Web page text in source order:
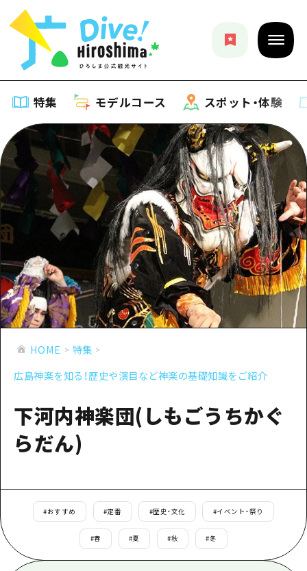
特集 モデルコース スポット・体験
特集
特集一覧
おすすめ
アート
イベント・祭り
グルメ・酒
サイクリング
ショッピング
スポーツ
ナイトライフ
定番
歴史・文化
癒し
モデルコース
モデルコース一覧
Dive! Hiroshima 公式ガイド
広島もしもトラベル
あたらしい非日常
安芸
備北
山口県東部
弾丸
日帰り
スポット・体験
スポット・体験一覧
広島市周辺
安芸
備後
備北
芸北
愛媛県
島根県
イベント
旬情報
お役立ち情報
アクセス
お得な周遊チケット
手荷物預かり・配送サービス
広島おもてなしパス
新着情報
事業者・学校関係者の皆さま
HOME
特集
広島神楽を知る！歴史や演目など神楽の基礎知識をご紹介
下河内神楽団(しもごうちかぐ
らだん)
#おすすめ #定番 #歴史・文化 #イベント・祭り
#春 #夏 #秋 #冬